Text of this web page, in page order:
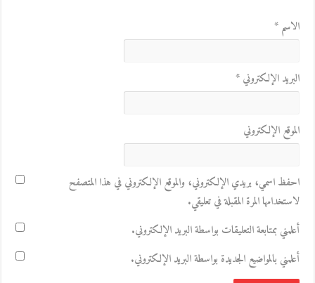
الاسم*
البريد الإلكتروني*
الموقع الإلكتروني
احفظ اسمي، بريدي الإلكتروني، والموقع الإلكتروني في هذا المتصفح
لاستخدامها المرة المقبلة في تعليقي.
أعلمني بمتابعة التعليقات بواسطة البريد الإلكتروني.
أعلمني بالمواضيع الجديدة بواسطة البريد الإلكتروني.